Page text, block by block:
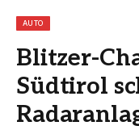
AUTO
Blitzer-
Südtirol